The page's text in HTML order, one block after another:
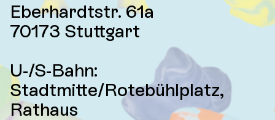
Eberhardtstr. 61a
70173 Stuttgart
U-/S-Bahn:
Stadtmitte/Rotebühlplatz,
Rathaus